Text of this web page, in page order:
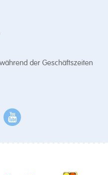
der Geschäftszeiten